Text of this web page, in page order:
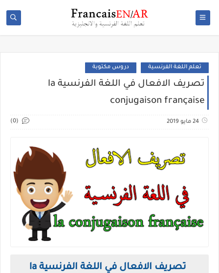
تعلم اللغة الفرنسية دروس مكتوبة
تصريف الافعال في اللغة الفرنسية la
conjugaison française
24 مايو 2019 (0)
تصريف الافعال في اللغة الفرنسية la